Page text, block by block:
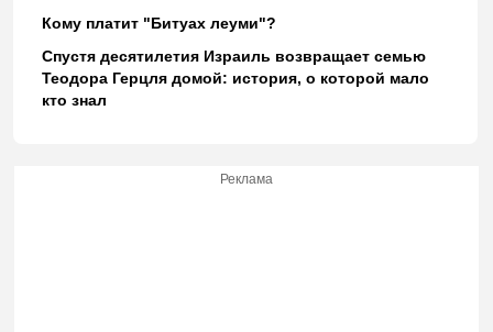
Кому платит "Битуах леуми"?
Спустя десятилетия Израиль возвращает семью
Теодора Герцля домой: история, о которой мало
кто знал
Реклама